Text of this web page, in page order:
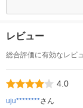
レビュー
総合評価に有効なレビ
4.0
uju********さん